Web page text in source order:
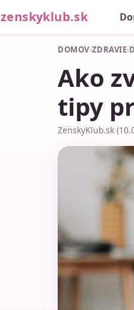
zenskyklub.sk
DOMOV›ZDRAVIE›
Ako
tipy
ZenskyKlub.sk